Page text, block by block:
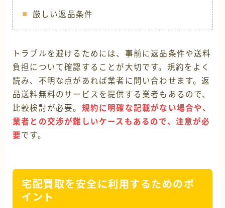
厳しい返品条件
トラブルを避けるためには、事前に返品条件や送料
負担について確認することが大切です。規約をよく
読み、不明な点があれば業者に問い合わせます。返
品送料無料のサービスを提供する業者もあるので、
比較検討が必要。 規約に明確な記載がない場合や、
業者との交渉が難しいケースもあるので、注意が必
要です。
宅配買取を安全に利用するためのポ
イント